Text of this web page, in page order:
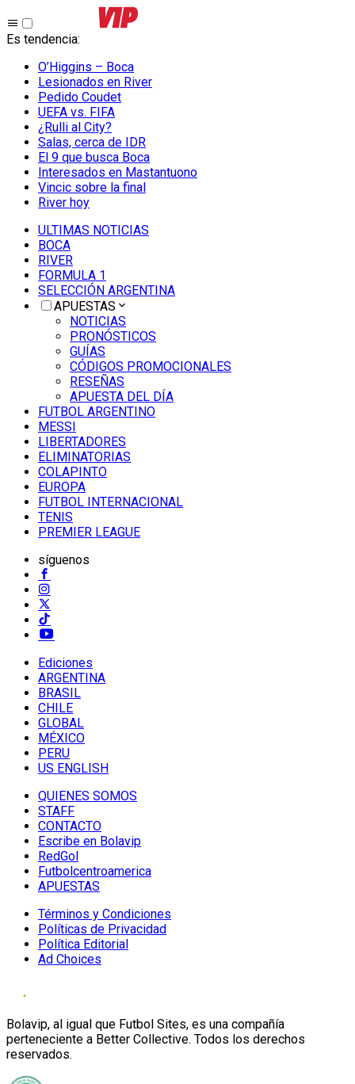
Es tendencia:
O’Higgins – Boca
Lesionados en River
Pedido Coudet
UEFA vs. FIFA
¿Rulli al City?
Salas, cerca de IDR
El 9 que busca Boca
Interesados en Mastantuono
Vincic sobre la final
River hoy
ULTIMAS NOTICIAS
BOCA
RIVER
FORMULA 1
SELECCIÓN ARGENTINA
APUESTAS
NOTICIAS
PRONÓSTICOS
GUÍAS
CÓDIGOS PROMOCIONALES
RESEÑAS
APUESTA DEL DÍA
FUTBOL ARGENTINO
MESSI
LIBERTADORES
ELIMINATORIAS
COLAPINTO
EUROPA
FUTBOL INTERNACIONAL
TENIS
PREMIER LEAGUE
síguenos
Ediciones
ARGENTINA
BRASIL
CHILE
GLOBAL
MÉXICO
PERU
US ENGLISH
QUIENES SOMOS
STAFF
CONTACTO
Escribe en Bolavip
RedGol
Futbolcentroamerica
APUESTAS
Términos y Condiciones
Políticas de Privacidad
Política Editorial
Ad Choices
Bolavip, al igual que Futbol Sites, es una compañía
perteneciente a Better Collective. Todos los derechos
reservados.